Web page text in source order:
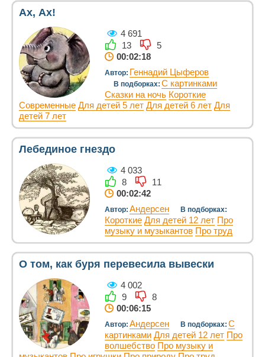
Ах, Ах!
4 691
13
5
00:02:18
Автор: Геннадий Цыферов
В подборках: С картинками
Сказки на ночь Короткие
Современные Для детей 5 лет Для детей 6 лет Для
детей 7 лет
Лебединое гнездо
4 033
8
11
00:02:42
Автор: Андерсен В подборках:
Короткие Для детей 12 лет Про
музыку и музыкантов Про труд
О том, как буря перевесила вывески
4 002
9
8
00:06:15
Автор: Андерсен В подборках: С
картинками Для детей 12 лет Про
волшебство Про музыку и